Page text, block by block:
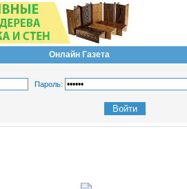
Онлайн Газета
Пароль: